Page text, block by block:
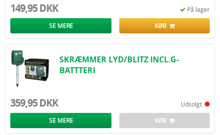
149,95 DKK På lager
SE MERE KØB
SKRÆMMER LYD/BLITZ INCL.G-
BATTTERI
359,95 DKK Udsolgt
SE MERE KØB